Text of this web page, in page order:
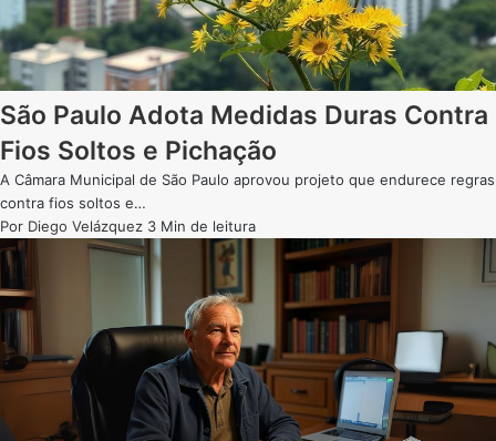
São Paulo Adota Medidas Duras Contra
Fios Soltos e Pichação
A Câmara Municipal de São Paulo aprovou projeto que endurece regras
contra fios soltos e…
Por Diego Velázquez 3 Min de leitura